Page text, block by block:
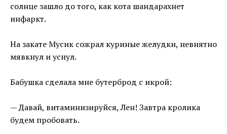
солнце зашло до того, как кота шандарахнет
инфаркт.
На закате Мусик сожрал куриные желудки, невнятно
мявкнул и уснул.
Бабушка сделала мне бутерброд с икрой:
— Давай, витаминизируйся, Лен! Завтра кролика
будем пробовать.